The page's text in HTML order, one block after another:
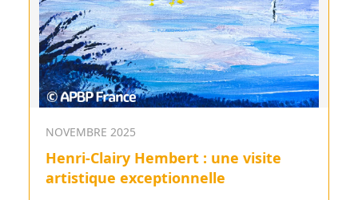
NOVEMBRE 2025
Henri-Clairy Hembert : une visite
artistique exceptionnelle